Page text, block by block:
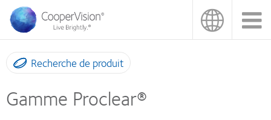
contenu
principal
Recherche de produit
Gamme Proclear®